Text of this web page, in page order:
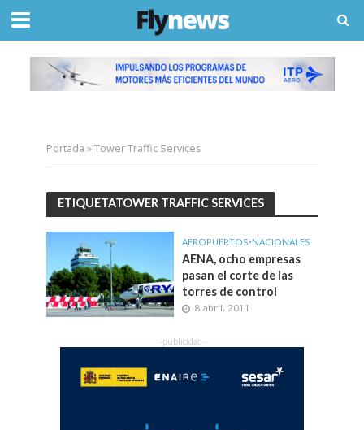
Portada »Tower Traffic Services
ETIQUETATOWER TRAFFIC SERVICES
AEROPUERTOS•NACIONALES
AENA, ocho empresas
pasan el corte de las
torres de control
8 abril, 2011